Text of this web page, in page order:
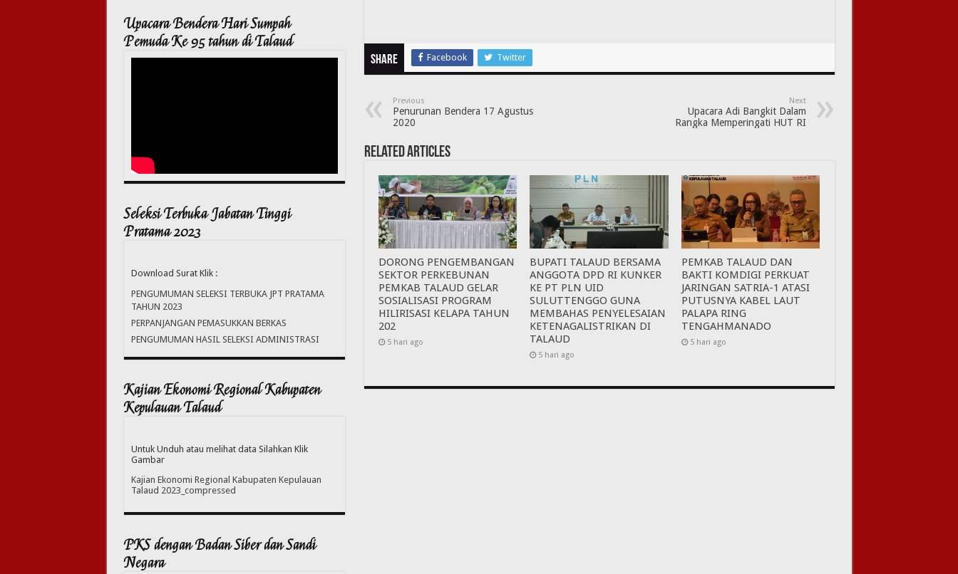
Share Facebook Twitter
Previous
Penurunan Bendera 17 Agustus
2020
Next
Upacara Adi Bangkit Dalam
Rangka Memperingati HUT RI
Related Articles
DORONG PENGEMBANGAN
SEKTOR PERKEBUNAN
PEMKAB TALAUD GELAR
SOSIALISASI PROGRAM
HILIRISASI KELAPA TAHUN
202
5 hari ago
BUPATI TALAUD BERSAMA
ANGGOTA DPD RI KUNKER
KE PT PLN UID
SULUTTENGGO GUNA
MEMBAHAS PENYELESAIAN
KETENAGALISTRIKAN DI
TALAUD
5 hari ago
PEMKAB TALAUD DAN
BAKTI KOMDIGI PERKUAT
JARINGAN SATRIA-1 ATASI
PUTUSNYA KABEL LAUT
PALAPA RING
TENGAHMANADO
5 hari ago
Upacara Bendera Hari Sumpah
Pemuda Ke 95 tahun di Talaud
Seleksi Terbuka Jabatan Tinggi
Pratama 2023
Download Surat Klik :
PENGUMUMAN SELEKSI TERBUKA JPT PRATAMA
TAHUN 2023
PERPANJANGAN PEMASUKKAN BERKAS
PENGUMUMAN HASIL SELEKSI ADMINISTRASI
Kajian Ekonomi Regional Kabupaten
Kepulauan Talaud
Untuk Unduh atau melihat data Silahkan Klik
Gambar
Kajian Ekonomi Regional Kabupaten Kepulauan
Talaud 2023_compressed
PKS dengan Badan Siber dan Sandi
Negara